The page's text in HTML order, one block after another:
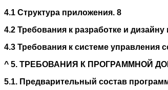
4.1 Структура приложения. 8
4.2 Требования к разработке и
4.3 Требования к системе управления
^ 5. ТРЕБОВАНИЯ К ПРОГРАММНОЙ
5.1. Предварительный состав